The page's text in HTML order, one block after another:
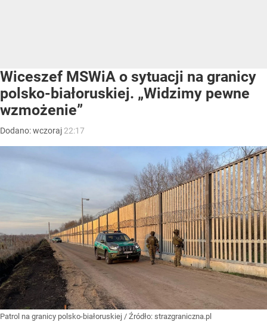
Wiceszef MSWiA o sytuacji na granicy
polsko-białoruskiej. „Widzimy pewne
wzmożenie”
Dodano:wczoraj 22:17
Patrol na granicy polsko-białoruskiej / Źródło: strazgraniczna.pl